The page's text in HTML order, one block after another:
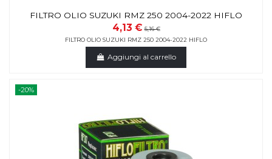
FILTRO OLIO SUZUKI RMZ 250 2004-2022 HIFLO
4,13 €5,16 €
FILTRO OLIO SUZUKI RMZ 250 2004-2022 HIFLO
Aggiungi al carrello
-20%